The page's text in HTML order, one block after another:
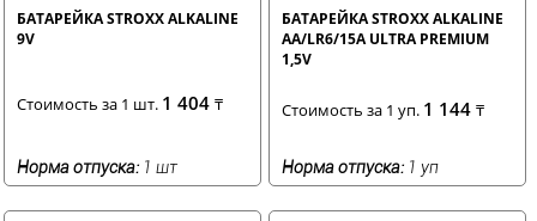
БАТАРЕЙКА STROXX ALKALINE
9V
Стоимость за 1 шт. 1 404 ₸
Норма отпуска: 1 шт
БАТАРЕЙКА STROXX ALKALINE
AA/LR6/15A ULTRA PREMIUM
1,5V
Стоимость за 1 уп. 1 144₸
Норма отпуска: 1 уп